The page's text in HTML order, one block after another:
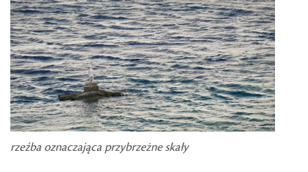
rzeźba oznaczająca przybrzeżne skały